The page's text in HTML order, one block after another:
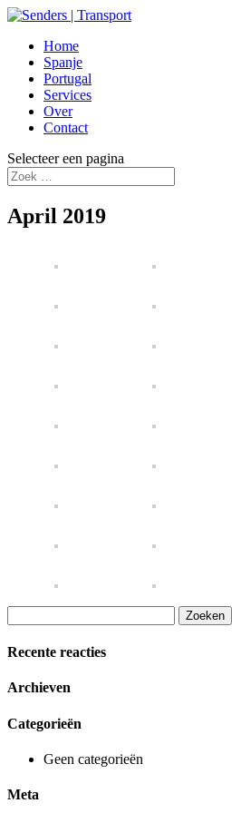
Home
Spanje
Portugal
Services
Over
Contact
Selecteer een pagina
April 2019
naar:
Recente reacties
Archieven
Categorieën
Geen categorieën
Meta